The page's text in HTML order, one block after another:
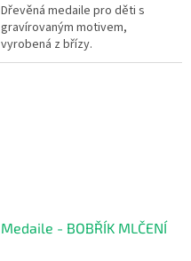
Dřevěná medaile pro děti s
gravírovaným motivem,
vyrobená z břízy.
Medaile - BOBŘÍK MLČENÍ